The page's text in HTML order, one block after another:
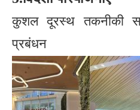
कुशल दूरस्थ तकनीकी
प्रबंधन